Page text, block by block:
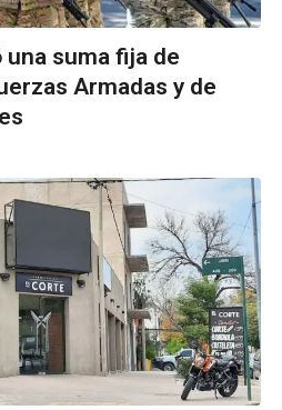
suma fija de
Armadas y de